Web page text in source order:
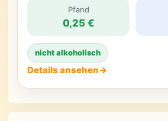
ultimativen Energieschub für den
Schluck werden Sie von dem
begeistert sein. Bitte […]
Pfand
0,25 €
nicht alkoholisch
Details ansehen→